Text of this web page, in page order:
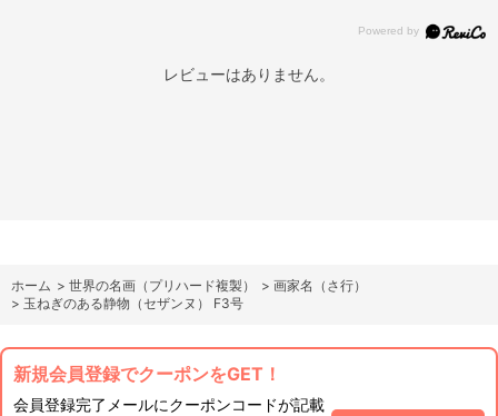
レビューはありません。
ホーム > 世界の名画（プリハード複製） > 画家名（さ行）
> 玉ねぎのある静物（セザンヌ） F3号
新規会員登録でクーポンをGET！
会員登録完了メールにクーポンコードが記載